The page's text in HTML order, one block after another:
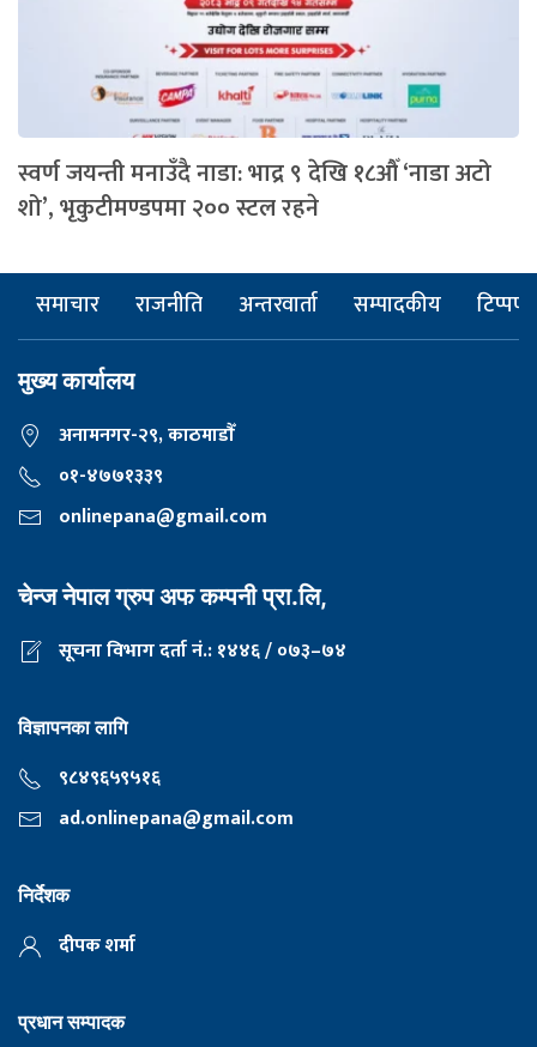
स्वर्ण जयन्ती मनाउँदै नाडा: भाद्र ९ देखि १८औँ ‘नाडा अटो
शो’, भृकुटीमण्डपमा २०० स्टल रहने
समाचार राजनीति अन्तरवार्ता सम्पादकीय टिप्पणी
मुख्य कार्यालय
अनामनगर-२९, काठमाडाैँ
०१-४७७१३३९
onlinepana@gmail.com
चेन्ज नेपाल ग्रुप अफ कम्पनी प्रा.लि,
सूचना विभाग दर्ता नं.: १४४६ / ०७३–७४
विज्ञापनका लागि
९८४९६५९५१६
ad.onlinepana@gmail.com
निर्देशक
दीपक शर्मा
प्रधान सम्पादक